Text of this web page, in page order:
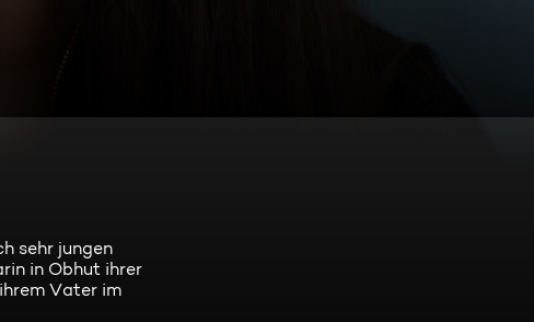
sehr jungen
in Obhut ihrer
Vater im